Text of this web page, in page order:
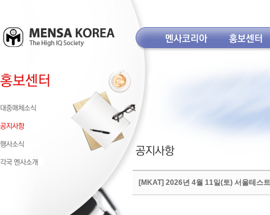
[MKAT] 2026년 4월 11일(토) 서울테스